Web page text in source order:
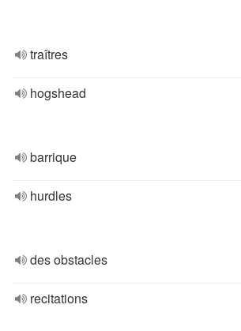
traîtres
hogshead
barrique
hurdles
des obstacles
recitations